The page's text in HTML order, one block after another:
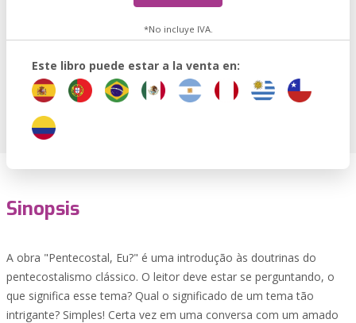
*No incluye IVA.
Este libro puede estar a la venta en:
Sinopsis
A obra "Pentecostal, Eu?" é uma introdução às doutrinas do
pentecostalismo clássico. O leitor deve estar se perguntando, o
que significa esse tema? Qual o significado de um tema tão
intrigante? Simples! Certa vez em uma conversa com um amado